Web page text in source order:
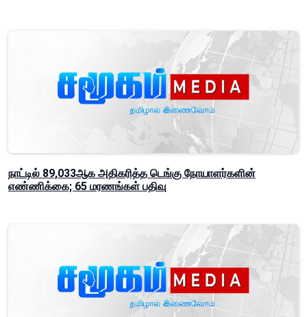
நாட்டில் 89,033ஆக அதிகரித்த டெங்கு நோயாளர்களின்
எண்ணிக்கை; 65 மரணங்கள் பதிவு